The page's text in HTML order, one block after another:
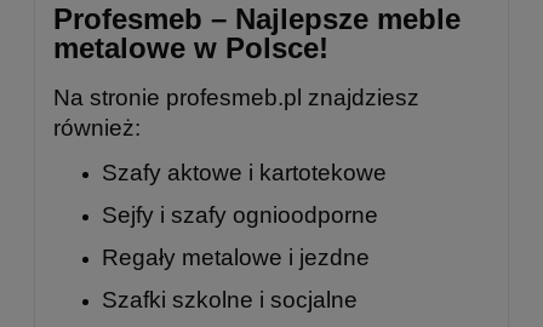
Profesmeb – Najlepsze meble
metalowe w Polsce!
Na stronie profesmeb.pl znajdziesz
również:
Szafy aktowe i kartotekowe
Sejfy i szafy ognioodporne
Regały metalowe i jezdne
Szafki szkolne i socjalne